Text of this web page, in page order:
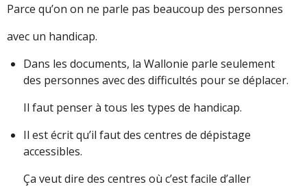
Parce qu’on on ne parle pas beaucoup des personnes
avec un handicap.
Dans les documents, la Wallonie parle seulement
des personnes avec des difficultés pour se déplacer.
Il faut penser à tous les types de handicap.
Il est écrit qu’il faut des centres de dépistage
accessibles.
Ça veut dire des centres où c’est facile d’aller